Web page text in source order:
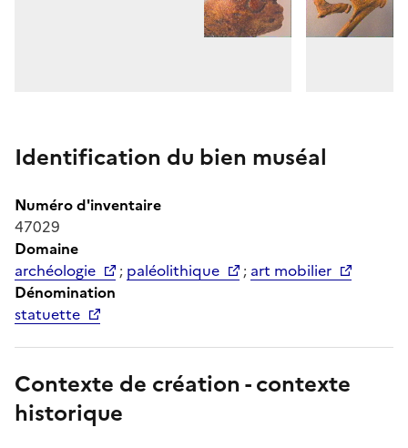
Identification du bien muséal
Numéro d'inventaire
47029
Domaine
archéologie
; paléolithique ; art mobilier
Dénomination
statuette
Contexte de création - contexte
historique